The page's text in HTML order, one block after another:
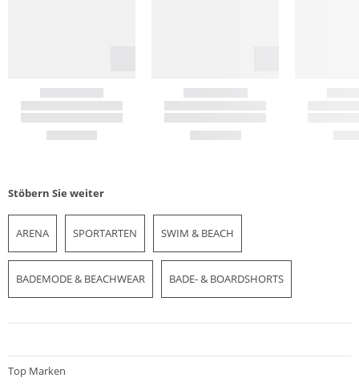
Stöbern Sie weiter
ARENA SPORTARTEN SWIM & BEACH
BADEMODE & BEACHWEAR BADE- & BOARDSHORTS
Top Marken